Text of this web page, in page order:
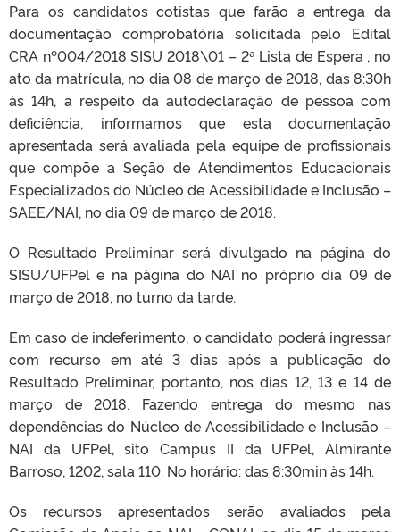
Para os candidatos cotistas que farão a entrega da
documentação comprobatória solicitada pelo Edital
CRA nº004/2018 SISU 2018\01 – 2ª Lista de Espera , no
ato da matrícula, no dia 08 de março de 2018, das 8:30h
às 14h, a respeito da autodeclaração de pessoa com
deficiência, informamos que esta documentação
apresentada será avaliada pela equipe de profissionais
que compõe a Seção de Atendimentos Educacionais
Especializados do Núcleo de Acessibilidade e Inclusão –
SAEE/NAI, no dia 09 de março de 2018.
O Resultado Preliminar será divulgado na página do
SISU/UFPel e na página do NAI no próprio dia 09 de
março de 2018, no turno da tarde.
Em caso de indeferimento, o candidato poderá ingressar
com recurso em até 3 dias após a publicação do
Resultado Preliminar, portanto, nos dias 12, 13 e 14 de
março de 2018. Fazendo entrega do mesmo nas
dependências do Núcleo de Acessibilidade e Inclusão –
NAI da UFPel, sito Campus II da UFPel, Almirante
Barroso, 1202, sala 110. No horário: das 8:30min às 14h.
Os recursos apresentados serão avaliados pela